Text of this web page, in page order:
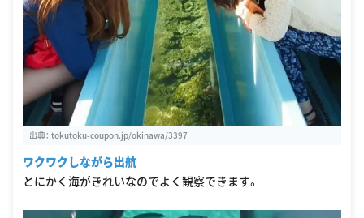
出典： tokutoku-coupon.jp/okinawa/3397
ワクワクしながら出航
とにかく海がきれいなのでよく観察できます。